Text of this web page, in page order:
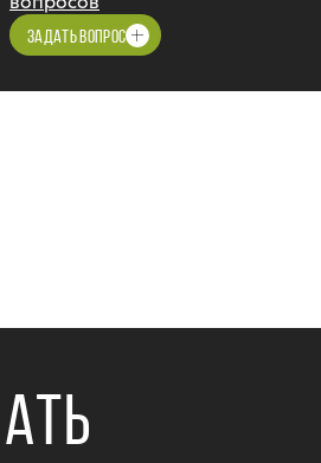
ЗАДАТЬ ВОПРОС